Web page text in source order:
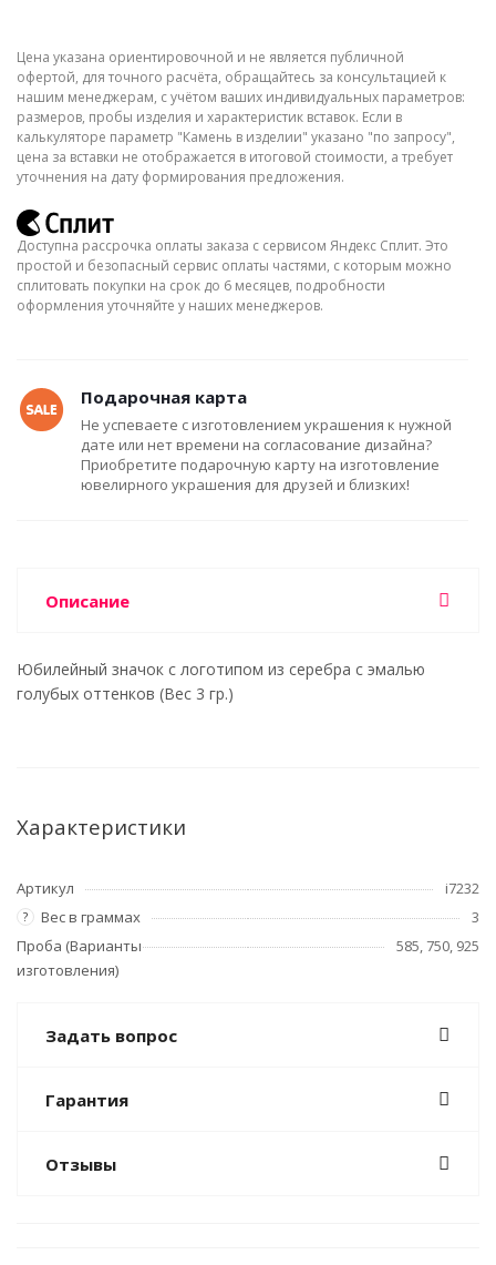
Цена указана ориентировочной и не является публичной
офертой, для точного расчёта, обращайтесь за консультацией к
нашим менеджерам, с учётом ваших индивидуальных параметров:
размеров, пробы изделия и характеристик вставок. Если в
калькуляторе параметр "Камень в изделии" указано "по запросу",
цена за вставки не отображается в итоговой стоимости, а требует
уточнения на дату формирования предложения.
Доступна рассрочка оплаты заказа с сервисом Яндекс Сплит. Это
простой и безопасный сервис оплаты частями, с которым можно
сплитовать покупки на срок до 6 месяцев, подробности
оформления уточняйте у наших менеджеров.
Подарочная карта
Не успеваете с изготовлением украшения к нужной
дате или нет времени на согласование дизайна?
Приобретите подарочную карту на изготовление
ювелирного украшения для друзей и близких!
Описание
Юбилейный значок с логотипом из серебра с эмалью
голубых оттенков (Вес 3 гр.)
Характеристики
Артикул i7232
? Вес в граммах
3
Проба (Варианты
изготовления)
585, 750, 925
Задать вопрос
Гарантия
Отзывы